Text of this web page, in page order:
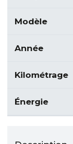
Modèle
Année
Kilométrage
Énergie